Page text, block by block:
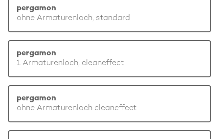
pergamon
ohne Armaturenloch, standard
pergamon
1 Armaturenloch, cleaneffect
pergamon
ohne Armaturenloch cleaneffect